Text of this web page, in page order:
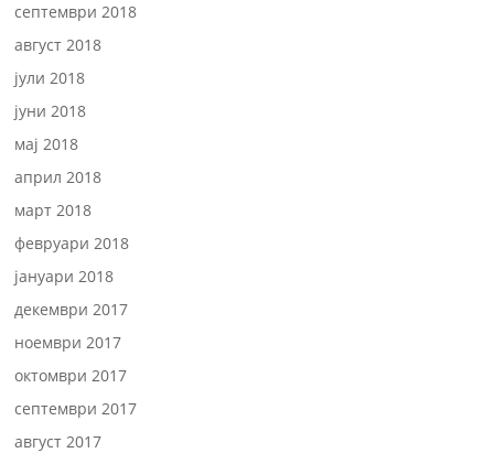
септември 2018
август 2018
јули 2018
јуни 2018
мај 2018
април 2018
март 2018
февруари 2018
јануари 2018
декември 2017
ноември 2017
октомври 2017
септември 2017
август 2017